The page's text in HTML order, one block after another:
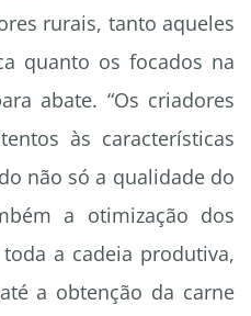
rurais, tanto aqueles
quanto os focados na
abate. “Os criadores
às características
não só a qualidade do
a otimização dos
a cadeia produtiva,
a obtenção da carne